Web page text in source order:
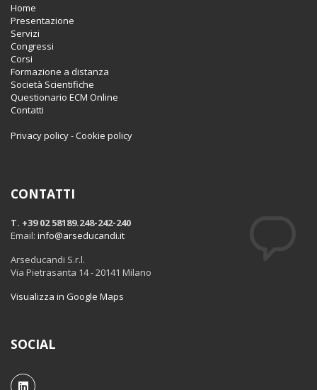
Home
Presentazione
Servizi
Congressi
Corsi
Formazione a distanza
Società Scientifiche
Questionario ECM Online
Contatti
Privacy policy-Cookie policy
CONTATTI
T. +39 02 58189.248-242-240
Email: info@arseducandi.it
Arseducandi S.r.l.
Via Pietrasanta 14 - 20141 Milano
Visualizza in Google Maps
SOCIAL